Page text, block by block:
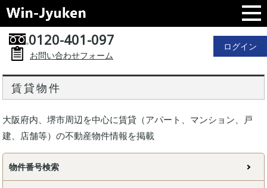
0120-401-097
お問い合わせフォーム
ログイン
賃貸物件
大阪府内、堺市周辺を中心に賃貸（アパート、マンション、戸
建、店舗等）の不動産物件情報を掲載
物件番号検索